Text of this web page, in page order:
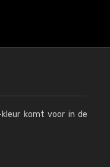
kleur komt voor in de